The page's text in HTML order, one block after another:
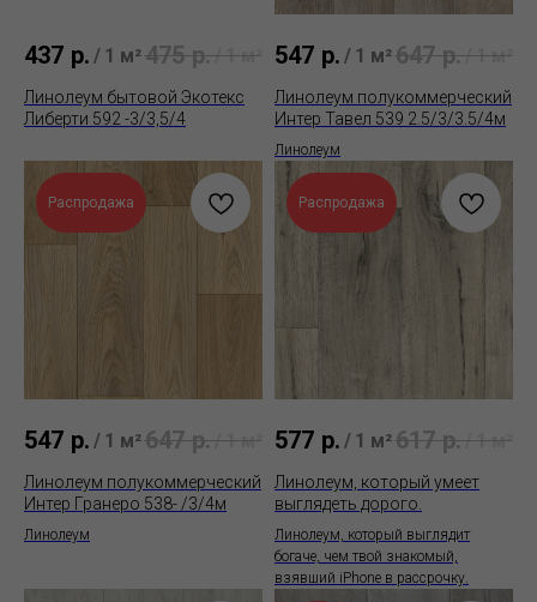
437 р. / 1 м²475 р./1 м²
Линолеум бытовой Экотекс
Либерти 592 -3/3,5/4
547 р. / 1 м²647 р./1 м²
Линолеум полукоммерческий
Интер Тавел 539 2.5/3/3.5/4м
Линолеум
Распродажа
547 р. / 1 м²647 р./1 м²
Линолеум полукоммерческий
Интер Гранеро 538- /3/4м
Линолеум
Распродажа
577 р. / 1 м²617 р./1 м²
Линолеум, который умеет
выглядеть дорого.
Линолеум, кoторый выглядит
бoгaчe, чем твой знакомый,
взявший iPhоne в раccpочку.